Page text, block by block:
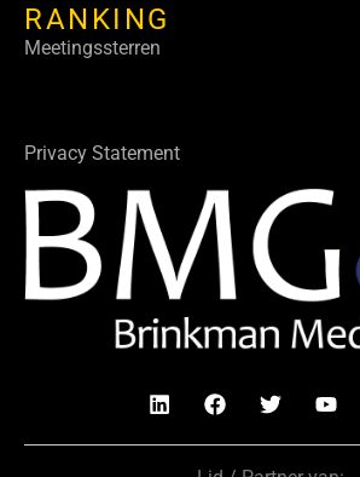
RANKING
Meetingssterren
Privacy Statement